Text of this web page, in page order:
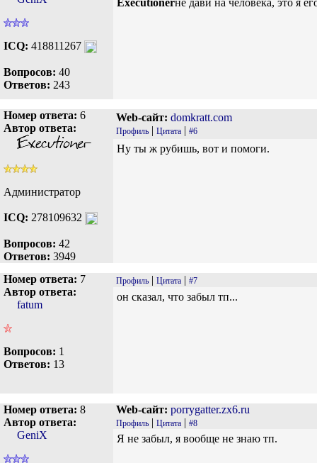
ICQ: 418811267
Вопросов: 40
Ответов: 243
Executionerне дави на человека, это я
Номер ответа: 6
Автор ответа:
Администратор
ICQ: 278109632
Вопросов: 42
Ответов: 3949
Web-сайт: domkratt.com
Профиль | Цитата | #6
Ну ты ж рубишь, вот и помоги.
Номер ответа: 7
Автор ответа:
fatum
Вопросов: 1
Ответов: 13
Профиль | Цитата | #7
он сказал, что забыл тп...
Номер ответа: 8
Автор ответа:
GeniX
Web-сайт: porrygatter.zx6.ru
Профиль | Цитата | #8
Я не забыл, я вообще не знаю тп.